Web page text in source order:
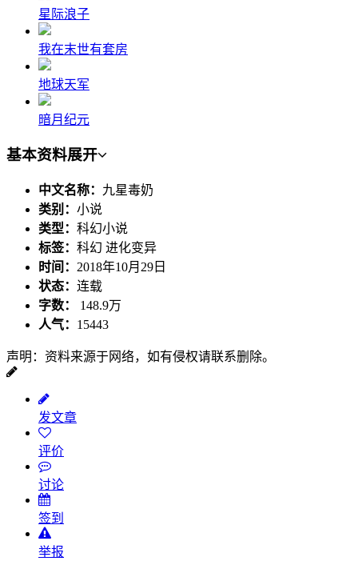
星际浪子
我在末世有套房
地球天军
暗月纪元
基本资料展开
中文名称： 九星毒奶
类别： 小说
类型： 科幻小说
标签： 科幻 进化变异
时间： 2018年10月29日
状态： 连载
字数： 148.9万
人气： 15443
声明：资料来源于网络，如有侵权请联系删除。
发文章
评价
讨论
签到
举报